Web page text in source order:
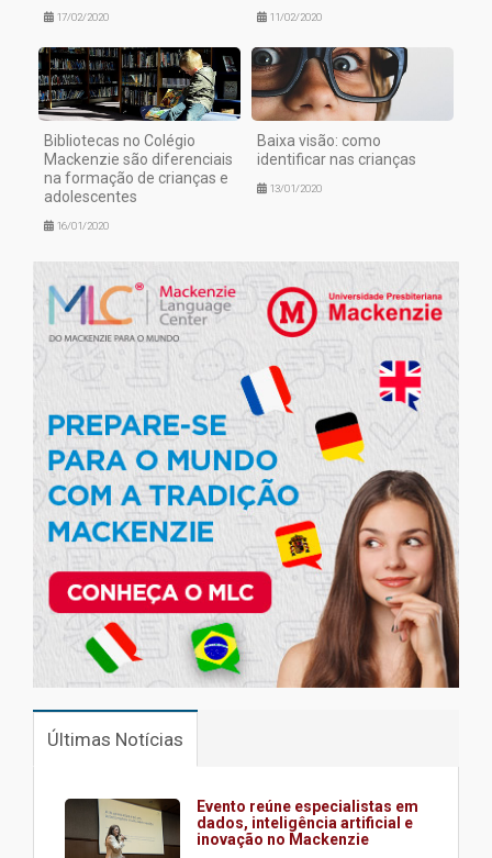
17/02/2020 11/02/2020
Bibliotecas no Colégio
Mackenzie são diferenciais
na formação de crianças e
adolescentes
16/01/2020
Baixa visão: como
identificar nas crianças
13/01/2020
Últimas Notícias
Evento reúne especialistas em
dados, inteligência artificial e
inovação no Mackenzie